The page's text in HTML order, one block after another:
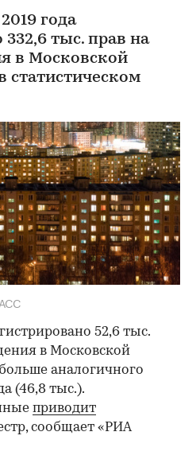
года
332,6 тыс. прав на
в Московской
статистическом
52,6 тыс.
в Московской
аналогичного
(46,8 тыс.).
приводит
сообщает «РИА